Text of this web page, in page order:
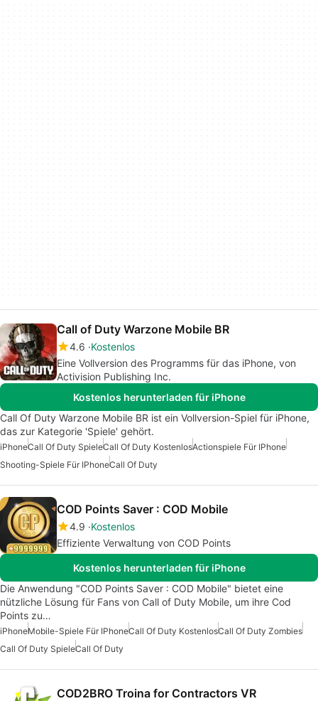
Call of Duty Warzone Mobile BR
4.6 Kostenlos
Eine Vollversion des Programms für das iPhone, von
Activision Publishing Inc.
Kostenlos herunterladen für iPhone
Call Of Duty Warzone Mobile BR ist ein Vollversion-Spiel für iPhone,
das zur Kategorie 'Spiele' gehört.
iPhoneCall Of Duty SpieleCall Of Duty KostenlosActionspiele Für IPhone
Shooting-Spiele Für IPhoneCall Of Duty
COD Points Saver : COD Mobile
4.9 Kostenlos
Effiziente Verwaltung von COD Points
Kostenlos herunterladen für iPhone
Die Anwendung "COD Points Saver : COD Mobile" bietet eine
nützliche Lösung für Fans von Call of Duty Mobile, um ihre Cod
Points zu…
iPhoneMobile-Spiele Für IPhoneCall Of Duty KostenlosCall Of Duty Zombies
Call Of Duty SpieleCall Of Duty
COD2BRO Troina for Contractors VR